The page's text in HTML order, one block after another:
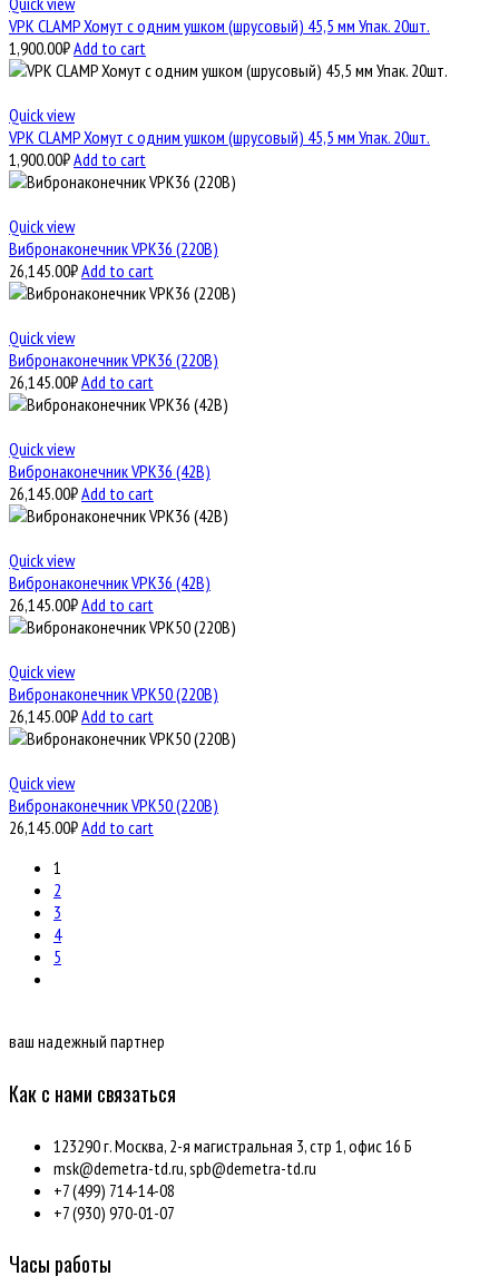
VPK CLAMP Хомут с одним ушком (шрусовый) 45,5 мм Упак. 20шт.
1,900.00₽Add to cart
Quick view
VPK CLAMP Хомут с одним ушком (шрусовый) 45,5 мм Упак. 20шт.
1,900.00₽Add to cart
Quick view
Вибронаконечник VPK36 (220В)
26,145.00₽Add to cart
Quick view
Вибронаконечник VPK36 (220В)
26,145.00₽Add to cart
Quick view
Вибронаконечник VPK36 (42В)
26,145.00₽Add to cart
Quick view
Вибронаконечник VPK36 (42В)
26,145.00₽Add to cart
Quick view
Вибронаконечник VPK50 (220В)
26,145.00₽Add to cart
Quick view
Вибронаконечник VPK50 (220В)
26,145.00₽Add to cart
1
2
3
4
5
ваш надежный партнер
Как с нами связаться
123290 г. Москва, 2-я магистральная 3, стр 1, офис 16 Б
msk@demetra-td.ru, spb@demetra-td.ru
+7 (499) 714-14-08
+7 (930) 970-01-07
Часы работы